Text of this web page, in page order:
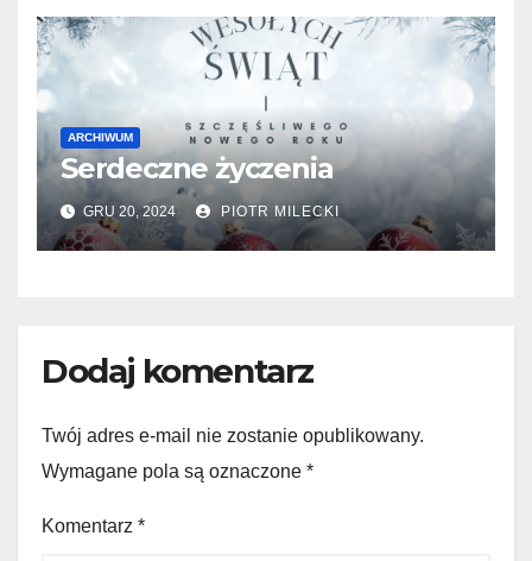
ARCHIWUM
Serdeczne życzenia
GRU 20, 2024 PIOTR MILECKI
Dodaj komentarz
Twój adres e-mail nie zostanie opublikowany.
Wymagane pola są oznaczone *
Komentarz *